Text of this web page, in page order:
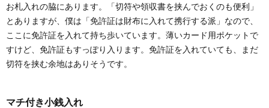
お札入れの脇にあります。「切符や領収書を挟んでおくのも便利」
とありますが、僕は「免許証は財布に入れて携行する派」なので、
ここに免許証を入れて持ち歩いています。薄いカード用ポケットで
すけど、免許証もすっぽり入ります。免許証を入れていても、まだ
切符を挟む余地はありそうです。
マチ付き小銭入れ